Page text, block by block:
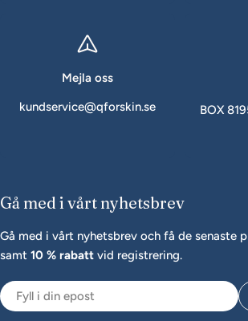
Mejla oss
kundservice@qforskin.se
BOX
Gå med i vårt nyhetsbrev
Gå med i vårt nyhetsbrev och få de senaste
samt 10 % rabatt vid registrering.
Epost